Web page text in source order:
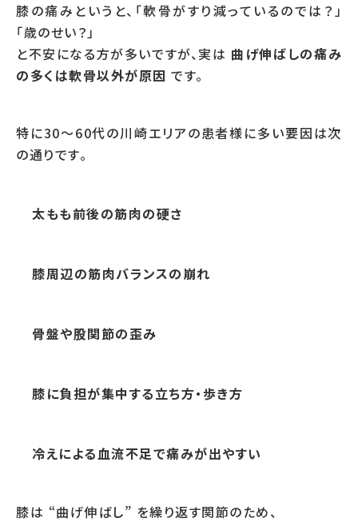
膝の痛みというと、「軟骨がすり減っているのでは？」
「歳のせい？」
と不安になる方が多いですが、実は 曲げ伸ばしの痛み
の多くは軟骨以外が原因 です。
特に30〜60代の川崎エリアの患者様に多い要因は次
の通りです。
太もも前後の筋肉の硬さ
膝周辺の筋肉バランスの崩れ
骨盤や股関節の歪み
膝に負担が集中する立ち方・歩き方
冷えによる血流不足で痛みが出やすい
膝は “曲げ伸ばし” を繰り返す関節のため、